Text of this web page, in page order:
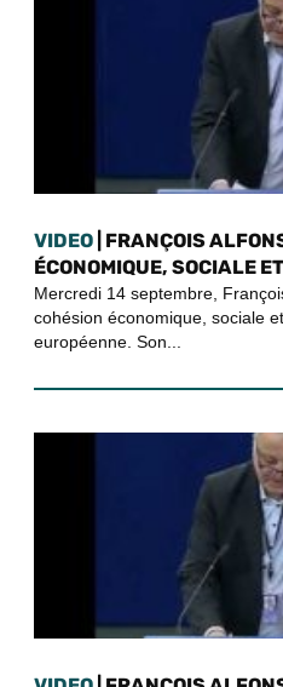
VIDEO | FRANÇOIS
ÉCONOMIQUE, SOCIALE
Mercredi 14 septembre,
cohésion économique, sociale
européenne. Son...